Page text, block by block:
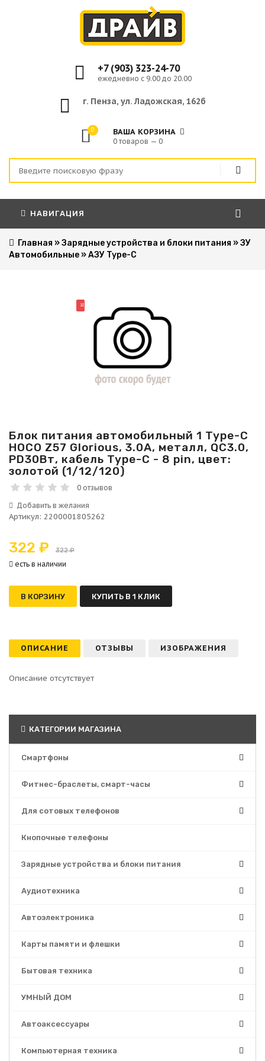
+7 (903) 323-24-70
ежедневно с 9.00 до 20.00
г. Пенза, ул. Ладожская, 162б
0 ВАША КОРЗИНА
0 товаров — 0
НАВИГАЦИЯ
Главная »Зарядные устройства и блоки питания »ЗУ
Автомобильные »АЗУ Type-C
НОВИНКА
Блок питания автомобильный 1 Type-C
HOCO Z57 Glorious, 3.0A, металл, QC3.0,
PD30Вт, кабель Type-C - 8 pin, цвет:
золотой (1/12/120)
0 отзывов
Артикул: 2200001805262
322 ₽ 322 ₽
есть в наличии
В КОРЗИНУ КУПИТЬ В 1 КЛИК
ОПИСАНИЕ ОТЗЫВЫ ИЗОБРАЖЕНИЯ
Описание отсутствует
КАТЕГОРИИ МАГАЗИНА
Смартфоны
Фитнес-браслеты, смарт-часы
Для сотовых телефонов
Кнопочные телефоны
Зарядные устройства и блоки питания
Аудиотехника
Автоэлектроника
Карты памяти и флешки
Бытовая техника
УМНЫЙ ДОМ
Автоаксессуары
Компьютерная техника